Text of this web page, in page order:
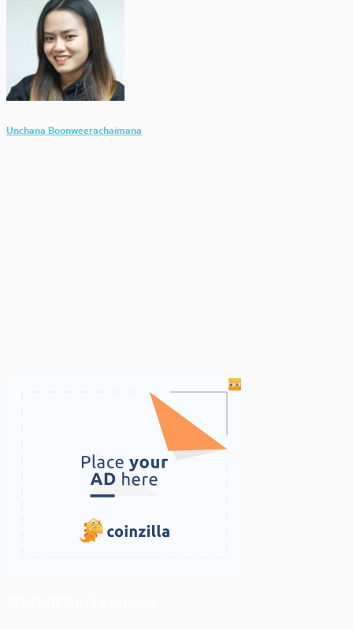
Unchana Boonweerachaimana